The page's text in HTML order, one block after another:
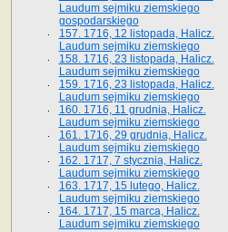
Laudum sejmiku ziemskiego
gospodarskiego
157. 1716, 12 listopada, Halicz.
Laudum sejmiku ziemskiego
158. 1716, 23 listopada, Halicz.
Laudum sejmiku ziemskiego
159. 1716, 23 listopada, Halicz.
Laudum sejmiku ziemskiego
160. 1716, 11 grudnia, Halicz.
Laudum sejmiku ziemskiego
161. 1716, 29 grudnia, Halicz.
Laudum sejmiku ziemskiego
162. 1717, 7 stycznia, Halicz.
Laudum sejmiku ziemskiego
163. 1717, 15 lutego, Halicz.
Laudum sejmiku ziemskiego
164. 1717, 15 marca, Halicz.
Laudum sejmiku ziemskiego